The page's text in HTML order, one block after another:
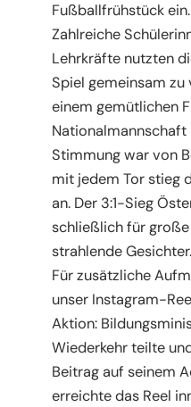
Fußballfrühstück ein.
Zahlreiche
Lehrkräfte nutzten
Spiel gemeinsam
einem gemütlichen
Nationalmannschaft
Stimmung war von
mit jedem Tor stieg
an. Der 3:1-Sieg
schließlich für
strahlende Gesichter.
Für zusätzliche
unser Instagram-
Aktion:
Wiederkehr teilte
Beitrag auf seinem
erreichte das Reel